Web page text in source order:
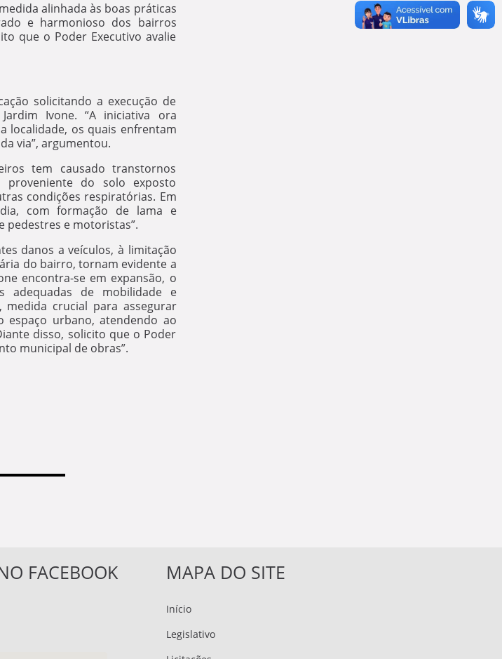
alinhada às boas práticas
e harmonioso dos bairros
que o Poder Executivo avalie
solicitando a execução de
Ivone. “A iniciativa ora
localidade, os quais enfrentam
via”, argumentou.
tem causado transtornos
proveniente do solo exposto
condições respiratórias. Em
com formação de lama e
pedestres e motoristas”.
danos a veículos, à limitação
do bairro, tornam evidente a
encontra-se em expansão, o
adequadas de mobilidade e
medida crucial para assegurar
espaço urbano, atendendo ao
disso, solicito que o Poder
municipal de obras”.
FACEBOOK MAPA DO SITE
Início
Legislativo